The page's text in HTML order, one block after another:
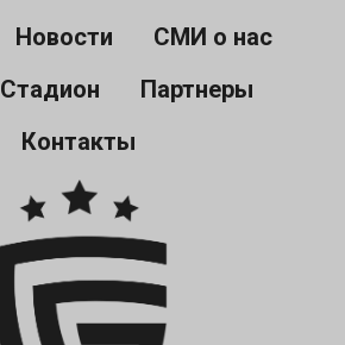
Новости
СМИ о нас
Стадион
Партнеры
Контакты